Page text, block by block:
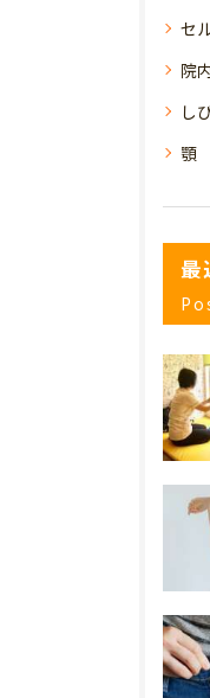
セ
院
し
顎
最